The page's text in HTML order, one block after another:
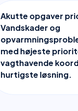
Akutte opgaver
Vandskader og
med højeste
vagthavende
hurtigste løsning.